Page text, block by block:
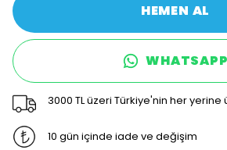
HEMEN AL
WHATSAPP
3000 TL üzeri Türkiye'nin her
10 gün içinde iade ve değişim